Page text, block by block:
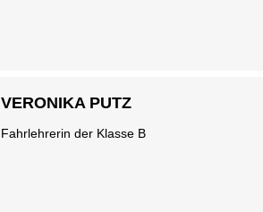
VERONIKA PUTZ
Fahrlehrerin der Klasse B